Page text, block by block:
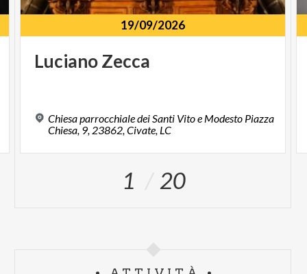
19/09/2026
LucianoZecca
Chiesa parrocchiale dei Santi Vito e Modesto Piazza
Chiesa, 9, 23862, Civate, LC
1 20